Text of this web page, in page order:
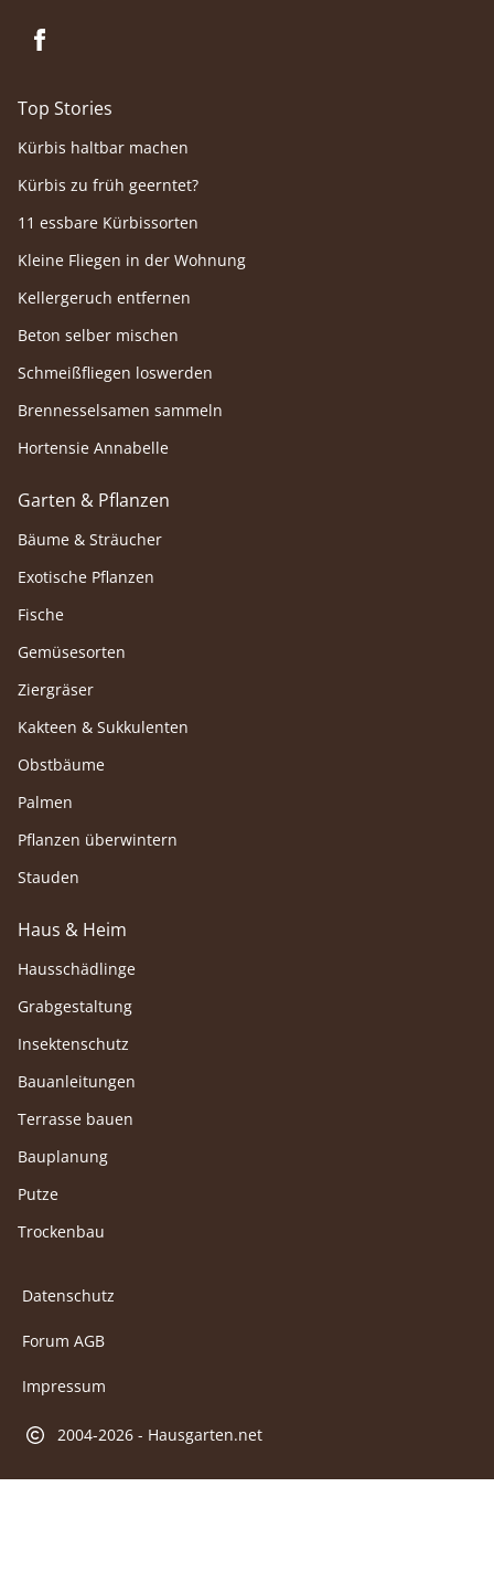
Top Stories
Kürbis haltbar machen
Kürbis zu früh geerntet?
11 essbare Kürbissorten
Kleine Fliegen in der Wohnung
Kellergeruch entfernen
Beton selber mischen
Schmeißfliegen loswerden
Brennesselsamen sammeln
Hortensie Annabelle
Garten & Pflanzen
Bäume & Sträucher
Exotische Pflanzen
Fische
Gemüsesorten
Ziergräser
Kakteen & Sukkulenten
Obstbäume
Palmen
Pflanzen überwintern
Stauden
Haus & Heim
Hausschädlinge
Grabgestaltung
Insektenschutz
Bauanleitungen
Terrasse bauen
Bauplanung
Putze
Trockenbau
Datenschutz
Forum AGB
Impressum
2004-2026 - Hausgarten.net